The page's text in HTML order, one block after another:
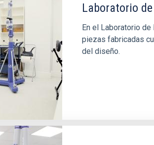
Laboratorio
En el Laboratorio
piezas fabricadas
del diseño.